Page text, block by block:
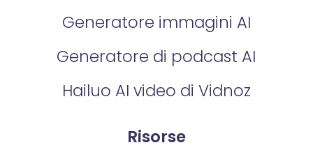
Generatore immagini AI
Generatore di podcast AI
Hailuo AI video di Vidnoz
Risorse